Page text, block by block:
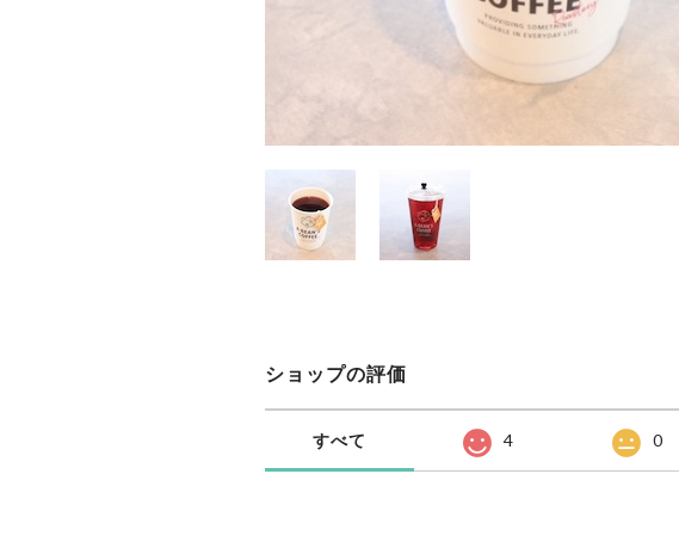
ショップの評価
すべて 4 0